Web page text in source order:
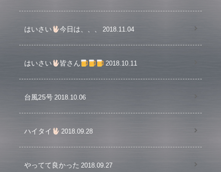
はいさい 今日は、、、 2018.11.04
はいさい 皆さん 2018.10.11
台風25号 2018.10.06
ハイタイ 2018.09.28
やってて良かった 2018.09.27